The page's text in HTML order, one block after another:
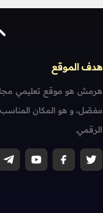
هدف الموقع
هرمش هو موقع تعليمي
مفصّل، و هو المكان
الرقمي.